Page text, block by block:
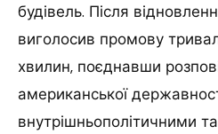
будівель. Після
виголосив промову
хвилин, поєднавши
американської
внутрішньополітичними